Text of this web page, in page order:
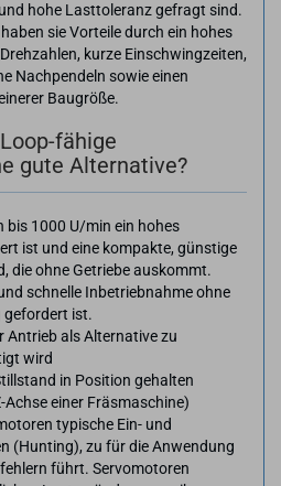
hohe Lasttoleranz gefragt sind.
sie Vorteile durch ein hohes
kurze Einschwingzeiten,
Nachpendeln sowie einen
Baugröße.
fähige
gute Alternative?
bis 1000 U/min ein hohes
ist und eine kompakte, günstige
die ohne Getriebe auskommt.
schnelle Inbetriebnahme ohne
gefordert ist.
Antrieb als Alternative zu
wird
in Position gehalten
einer Fräsmaschine)
typische Ein- und
(Hunting), zu für die Anwendung
führt. Servomotoren